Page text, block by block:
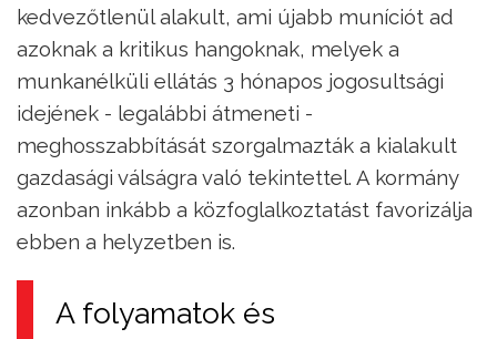
kedvezőtlenül alakult, ami újabb muníciót ad
azoknak a kritikus hangoknak, melyek a
munkanélküli ellátás 3 hónapos jogosultsági
idejének - legalábbi átmeneti -
meghosszabbítását szorgalmazták a kialakult
gazdasági válságra való tekintettel. A kormány
azonban inkább a közfoglalkoztatást favorizálja
ebben a helyzetben is.
A folyamatok és